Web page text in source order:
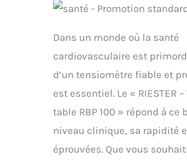
Dans un monde où la santé
cardiovasculaire est
d’un tensiomètre fiable et
est essentiel. Le « RIESTER
table RBP 100 » répond à ce
niveau clinique, sa rapidité
éprouvées. Que vous